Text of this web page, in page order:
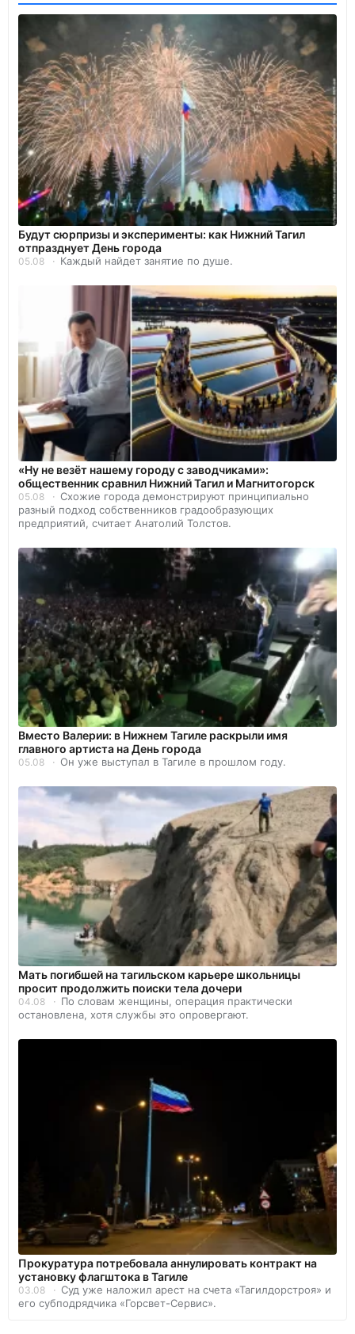
Будут сюрпризы и эксперименты: как Нижний Тагил
отпразднует День города
05.08 Каждый найдет занятие по душе.
«Ну не везёт нашему городу с заводчиками»:
общественник сравнил Нижний Тагил и Магнитогорск
05.08
Схожие города демонстрируют принципиально
разный подход собственников градообразующих
предприятий, считает Анатолий Толстов.
Вместо Валерии: в Нижнем Тагиле раскрыли имя
главного артиста на День города
05.08 Он уже выступал в Тагиле в прошлом году.
Мать погибшей на тагильском карьере школьницы
просит продолжить поиски тела дочери
04.08
По словам женщины, операция практически
остановлена, хотя службы это опровергают.
Прокуратура потребовала аннулировать контракт на
установку флагштока в Тагиле
03.08
Суд уже наложил арест на счета «Тагилдорстроя» и
его субподрядчика «Горсвет-Сервис».